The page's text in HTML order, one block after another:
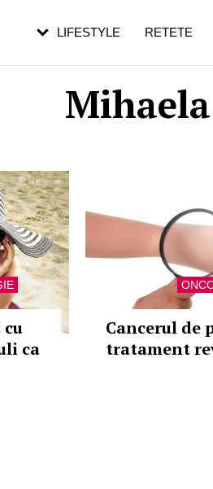
cu
ca
Cancerul de
tratament
LIFESTYLE RETETE
în vârstă
de